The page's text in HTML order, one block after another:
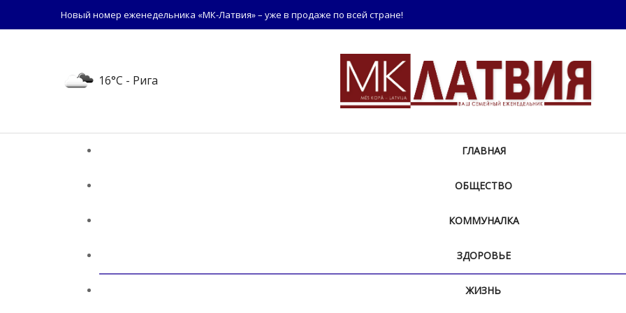
Новый номер еженедельника «МК-Латвия» – уже в продаже по всей стране!
16°C - Рига
ГЛАВНАЯ
ОБЩЕСТВО
КОММУНАЛКА
ЗДОРОВЬЕ
ЖИЗНЬ